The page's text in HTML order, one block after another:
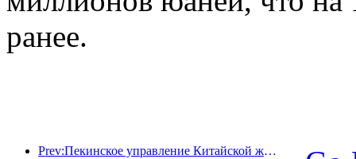
ранее.
Prev:Пекинское управление Китайской железной дороги начало перевозки пассажиров в период праздника Цинмин, ожидается перевозка 7,37 миллиона пассажиров.